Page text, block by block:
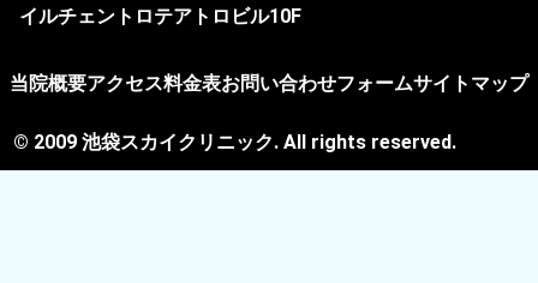
イルチェントロテアトロビル10F
当院概要アクセス料金表お問い合わせフォームサイトマップ
© 2009 池袋スカイクリニック. All rights reserved.